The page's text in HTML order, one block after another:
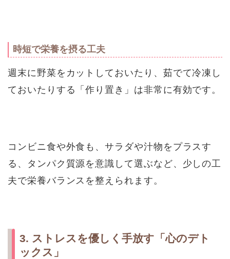
時短で栄養を摂る工夫
週末に野菜をカットしておいたり、茹でて冷凍し
ておいたりする「作り置き」は非常に有効です。
コンビニ食や外食も、サラダや汁物をプラスす
る、タンパク質源を意識して選ぶなど、少しの工
夫で栄養バランスを整えられます。
3. ストレスを優しく手放す「心のデト
ックス」